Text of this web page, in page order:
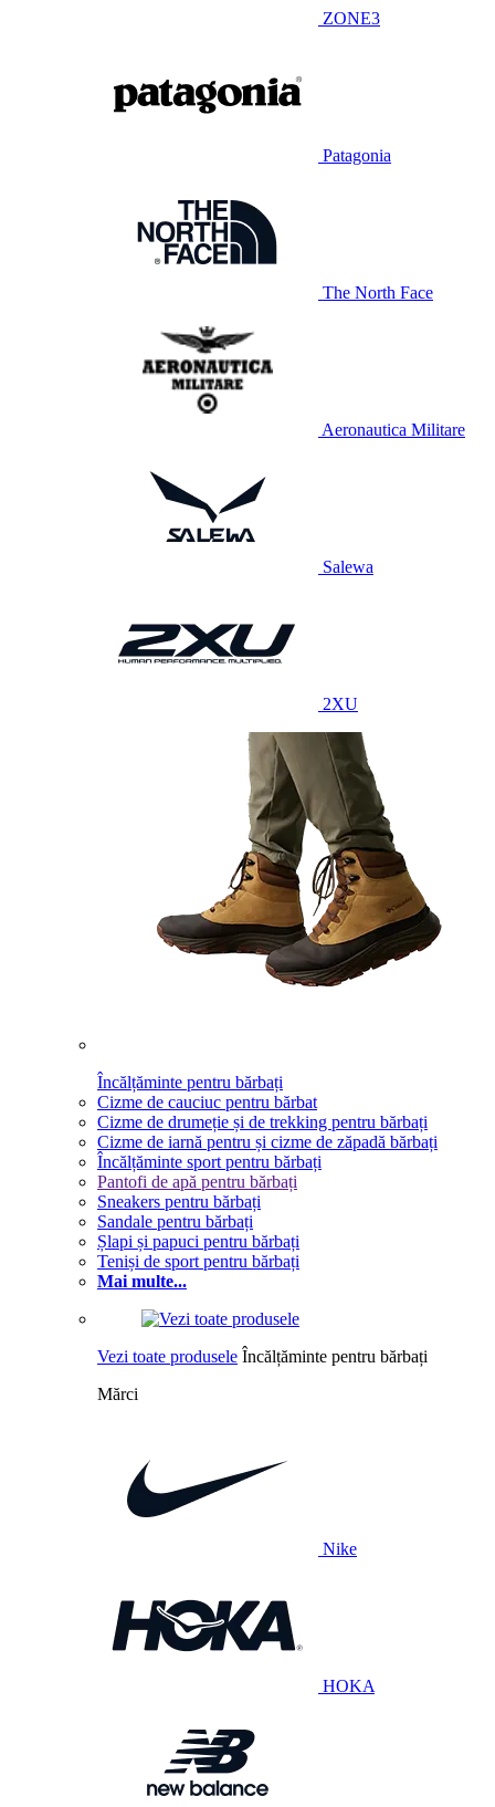
ZONE3
Patagonia
The North Face
Aeronautica Militare
Salewa
2XU
Încălțăminte pentru bărbați
Cizme de cauciuc pentru bărbat
Cizme de drumeție și de trekking pentru bărbați
Cizme de iarnă pentru și cizme de zăpadă bărbați
Încălțăminte sport pentru bărbați
Pantofi de apă pentru bărbați
Sneakers pentru bărbați
Sandale pentru bărbați
Șlapi și papuci pentru bărbați
Teniși de sport pentru bărbați
Mai multe...
Vezi toate produsele Încălțăminte pentru bărbați
Mărci
Nike
HOKA